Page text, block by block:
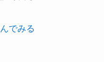
でみる